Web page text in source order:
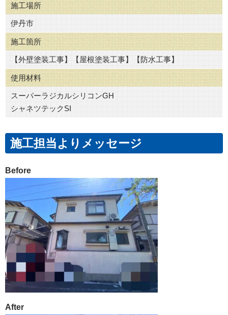
施工場所
伊丹市
施工箇所
【外壁塗装工事】【屋根塗装工事】【防水工事】
使用材料
スーパーラジカルシリコンGH
シャネツテックSI
施工担当よりメッセージ
Before
After